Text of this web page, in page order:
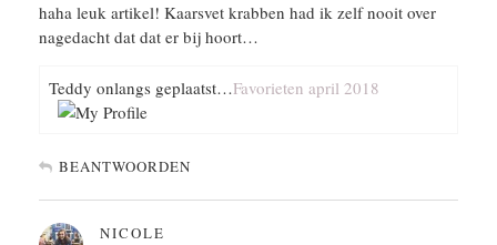
haha leuk artikel! Kaarsvet krabben had ik zelf nooit over
nagedacht dat dat er bij hoort…
Teddy onlangs geplaatst…Favorieten april 2018
BEANTWOORDEN
NICOLE